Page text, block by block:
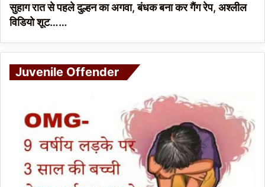
सुहाग रात से पहले दुल्हन का अगवा, बंधक बना कर गैंग रेप, अश्लील
विडियो शूट……
Juvenile Offender